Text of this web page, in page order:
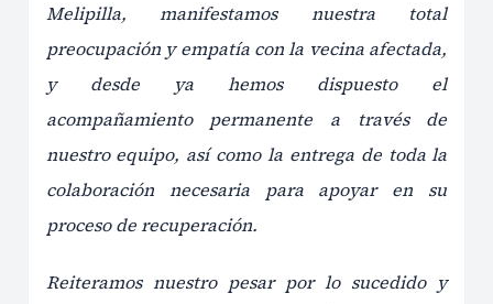
Melipilla, manifestamos nuestra total
preocupación y empatía con la vecina afectada,
y desde ya hemos dispuesto el
acompañamiento permanente a través de
nuestro equipo, así como la entrega de toda la
colaboración necesaria para apoyar en su
proceso de recuperación.
Reiteramos nuestro pesar por lo sucedido y